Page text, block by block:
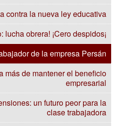
contra la nueva ley educativa
¡Ante el paro: lucha obrera! ¡Cero despidos!
de la empresa Persán
más de mantener el beneficio
empresarial
un futuro peor para la
clase trabajadora